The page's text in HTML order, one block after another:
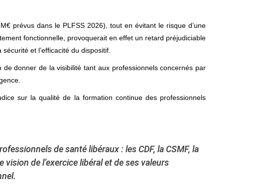
prévus dans le PLFSS 2026), tout en évitant le risque d’une
fonctionnelle, provoquerait en effet un retard préjudiciable
et l’efficacité du dispositif.
donner de la visibilité tant aux professionnels concernés par
sur la qualité de la formation continue des professionnels
de santé libéraux : les CDF, la CSMF, la
vision de l’exercice libéral et de ses valeurs